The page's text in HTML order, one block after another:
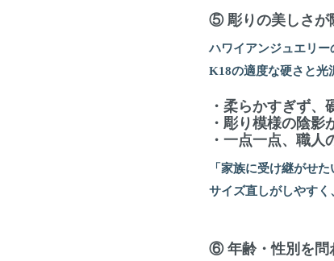
⑤ 彫りの美しさが
ハワイアンジュエリー
K18の適度な硬さと光
・柔らかすぎず、
・彫り模様の陰
・一点一点、職人
「家族に受け継がせ
サイズ直しがしやすく
⑥ 年齢・性別を問